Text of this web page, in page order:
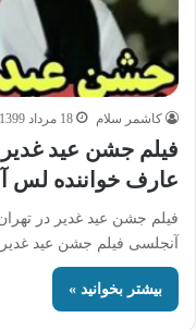
کاشمر سلام 18 مرداد 1399
فیلم جشن عید غدیر
عارف خواننده لس
فیلم جشن عید غدیر در
آنجلسی فیلم جشن عید
بیشتر بخوانید »